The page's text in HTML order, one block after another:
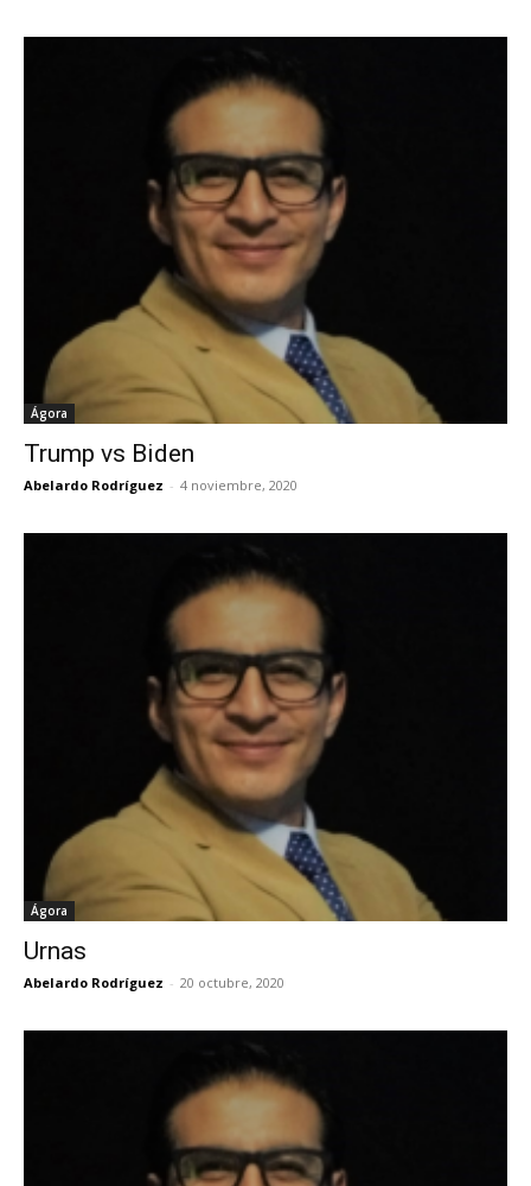
Ágora
Trump vs Biden
Abelardo Rodríguez - 4 noviembre, 2020
Ágora
Urnas
Abelardo Rodríguez - 20 octubre, 2020